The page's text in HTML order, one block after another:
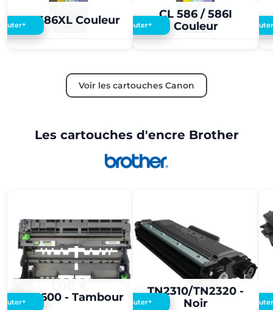
CL 586XL Couleur
+
CL 586 / 586I
Couleur
5,00 €
Ajouter+
Voir les cartouches Canon
Les cartouches d'encre Brother
DR3600 - Tambour
+
TN2310/TN2320 -
Noir
1,00 €
Ajouter+